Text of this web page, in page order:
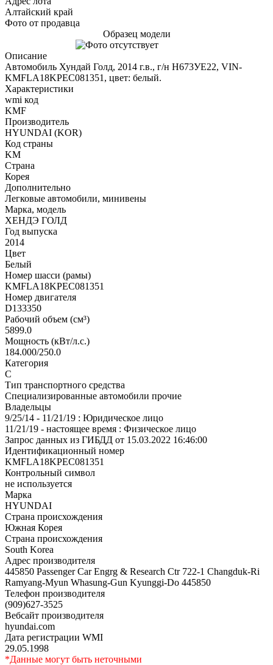
Алтайский край
Фото от продавца
Образец модели
Описание
Автомобиль Хундай Голд, 2014 г.в., г/н Н673УЕ22, VIN-
KMFLA18KPEC081351, цвет: белый.
Характеристики
wmi код
KMF
Производитель
HYUNDAI (KOR)
Код страны
KM
Страна
Корея
Дополнительно
Легковые автомобили, минивены
Марка, модель
ХЕНДЭ ГОЛД
Год выпуска
2014
Цвет
Белый
Номер шасси (рамы)
KMFLA18KPEC081351
Номер двигателя
D133350
Рабочий объем (см³)
5899.0
Мощность (кВт/л.с.)
184.000/250.0
Категория
С
Тип транспортного средства
Специализированные автомобили прочие
Владельцы
9/25/14 - 11/21/19 : Юридическое лицо
11/21/19 - настоящее время : Физическое лицо
Запрос данных из ГИБДД от 15.03.2022 16:46:00
Идентификационный номер
KMFLA18KPEC081351
Контрольный символ
не используется
Марка
HYUNDAI
Страна происхождения
Южная Корея
Страна происхождения
South Korea
Адрес производителя
445850 Passenger Car Engrg & Research Ctr 722-1 Changduk-Ri
Ramyang-Myun Whasung-Gun Kyunggi-Do 445850
Телефон производителя
(909)627-3525
Вебсайт производителя
hyundai.com
Дата регистрации WMI
29.05.1998
*Данные могут быть неточными